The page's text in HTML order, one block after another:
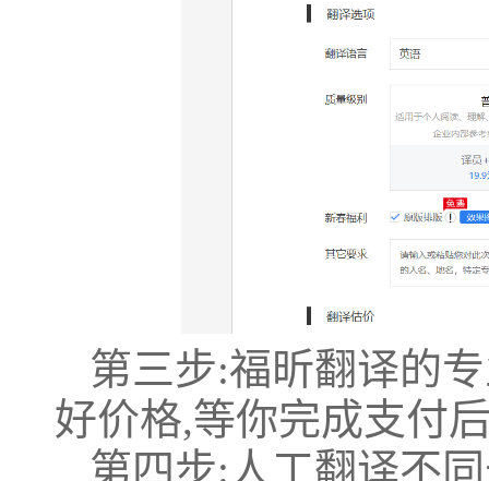
第三步:福昕翻译的
好价格,等你完成支付
第四步:人工翻译不